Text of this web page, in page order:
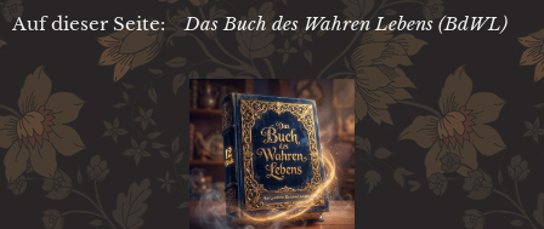
Auf dieser Seite:Das Buch des Wahren Lebens (BdWL)